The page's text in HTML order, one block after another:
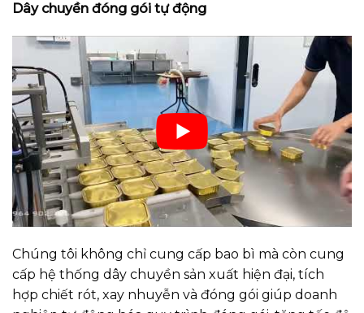
Dây chuyền đóng gói tự động
Chúng tôi không chỉ cung cấp bao bì mà còn cung
cấp hệ thống dây chuyền sản xuất hiện đại, tích
hợp chiết rót, xay nhuyễn và đóng gói giúp doanh